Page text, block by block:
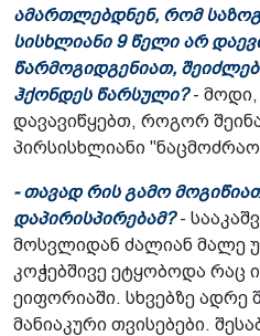
ამართლებდნენ, რომ
სისხლიანი 9 წელი არ
წარმოგიდგენიათ,
ჰქონდეს წარსული?- მოდი,
დავავიწყებთ, როგორ
პირსისხლიანი
- თავად რის გამო
დაპირისპირებამ?-
მოსვლიდან ძალიან მალე
კოჭებშივე ეტყობოდა რაც
ეიფორიაში. სხვებზე ადრე
მანიაკური თვისებები.